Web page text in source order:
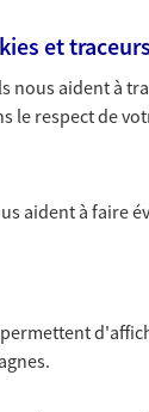
vous, tout
proche de vous,
relation de
et traceurs
nous aident à
le respect de
aident à faire